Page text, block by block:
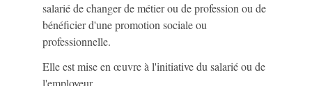
salarié de changer de métier ou de profession ou de
bénéficier d'une promotion sociale ou
professionnelle.
Elle est mise en œuvre à l'initiative du salarié ou de
l'employeur.